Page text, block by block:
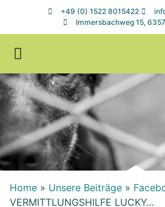
+49 (0) 1522 8015422
Immersbachweg 15,
Home » Unsere Beiträge »
VERMITTLUNGSHILFE LUCKY…